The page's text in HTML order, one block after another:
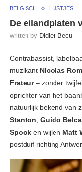
BELGISCH LIJSTJES
De eilandplaten
written by Didier Becu
Contrabassist,
muzikant Nicolas
Frateur– zonder
oprichter van het
natuurlijk bekend van
Stanton, Guido
Spook en wijlen Matt
postduif richting